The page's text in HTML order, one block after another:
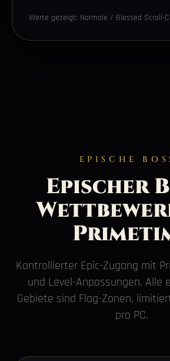
Werte gezeigt: Normale / Blessed Scroll-
EPISCHE
Epischer
Kontrollierter Epic-Zugang mit
und Level-Anpassungen. Alle
Gebiete sind Flag-Zonen,
pro PC.